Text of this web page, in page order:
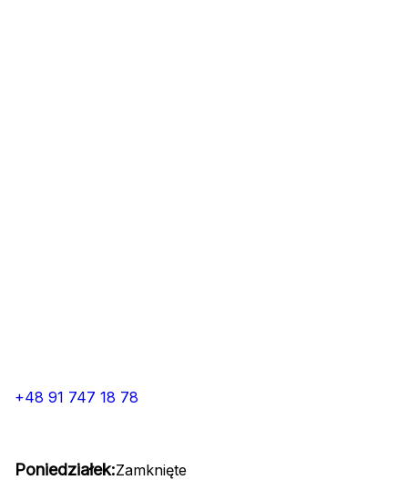
+48 91 747 18 78
Poniedziałek:Zamknięte